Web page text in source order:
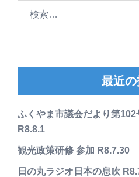
最近
ふくやま市議会だより第102
R8.8.1
観光政策研修 参加 R8.7.30
日の丸ラジオ日本の息吹